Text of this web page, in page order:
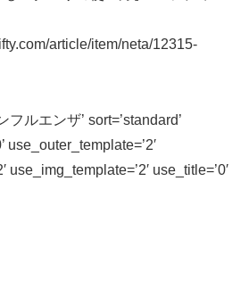
article/item/neta/12315-
ルエンザ’ sort=’standard’
use_outer_template=’2′
use_img_template=’2′ use_title=’0′